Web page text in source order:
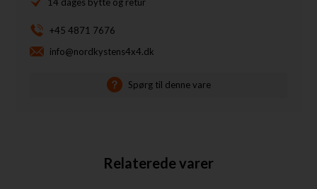
+45 4871 7676
info@nordkystens4x4.dk
Spørg til denne vare
Relaterede varer